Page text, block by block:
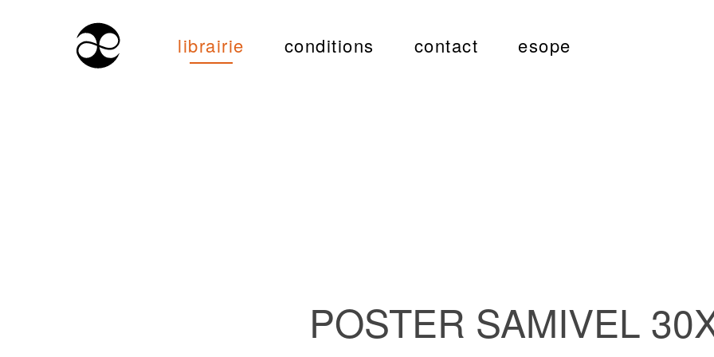
librairie conditions contact esope
POSTER SAMIVEL